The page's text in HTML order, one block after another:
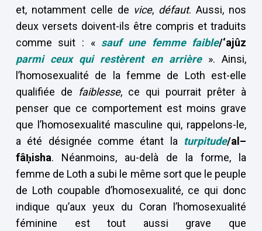
et, notamment celle de vice, défaut. Aussi, nos
deux versets doivent-ils être compris et traduits
comme suit : « sauf une femme faible/‘ajûz
parmi ceux qui restèrent en arrière ». Ainsi,
l’homosexualité de la femme de Loth est-elle
qualifiée de faiblesse, ce qui pourrait prêter à
penser que ce comportement est moins grave
que l’homosexualité masculine qui, rappelons-le,
a été désignée comme étant la turpitude/al–
fâḥisha. Néanmoins, au-delà de la forme, la
femme de Loth a subi le même sort que le peuple
de Loth coupable d’homosexualité, ce qui donc
indique qu’aux yeux du Coran l’homosexualité
féminine est tout aussi grave que